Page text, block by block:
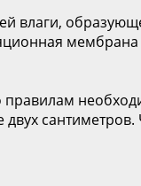
сантиметров.